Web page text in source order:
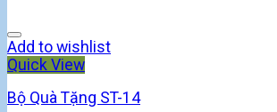
Add to wishlist
Quick View
Bộ Quà Tặng ST-14